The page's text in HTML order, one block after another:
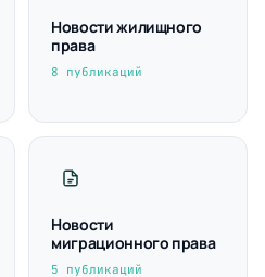
Новости жилищного
права
8 публикаций
Новости
миграционного права
5 публикаций